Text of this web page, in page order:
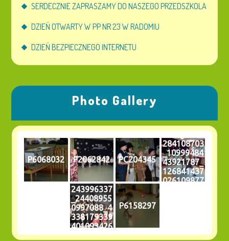
SERDECZNIE ZAPRASZAMY DO NASZEGO PRZEDSZKOLA
DZIEŃ OTWARTY W PP NR 23 W RADOMIU
DZIEŃ BEZPIECZNEGO INTERNETU
Photo Gallery
P6068032 P2062842 PC204345
284108703
_10999484
43921787_
126841437
026109877
243996337
_24408955
0997088_4
338179339
401093426
_n
P6158297